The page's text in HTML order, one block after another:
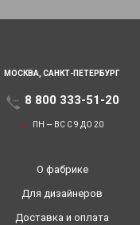
МОСКВА, САНКТ-ПЕТЕРБУРГ
8 800 333-51-20
ПН — ВС С 9 ДО 20
О фабрике
Для дизайнеров
Доставка и оплата